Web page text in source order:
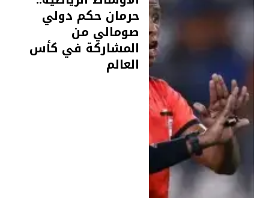
حرمان حكم دولي
صومالي من
المشاركة في كأس
العالم